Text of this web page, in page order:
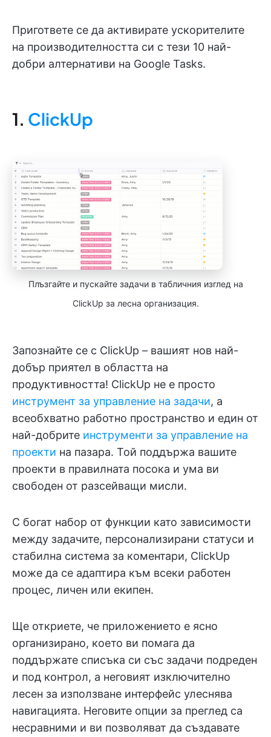
Пригответе се да активирате ускорителите
на производителността си с тези 10 най-
добри алтернативи на Google Tasks.
1. ClickUp
Плъзгайте и пускайте задачи в табличния изглед на
ClickUp за лесна организация.
Запознайте се с ClickUp – вашият нов най-
добър приятел в областта на
продуктивността! ClickUp не е просто
инструмент за управление на задачи, а
всеобхватно работно пространство и един от
най-добрите инструменти за управление на
проекти на пазара. Той поддържа вашите
проекти в правилната посока и ума ви
свободен от разсейващи мисли.
С богат набор от функции като зависимости
между задачите, персонализирани статуси и
стабилна система за коментари, ClickUp
може да се адаптира към всеки работен
процес, личен или екипен.
Ще откриете, че приложението е ясно
организирано, което ви помага да
поддържате списъка си със задачи подреден
и под контрол, а неговият изключително
лесен за използване интерфейс улеснява
навигацията. Неговите опции за преглед са
несравними и ви позволяват да създавате